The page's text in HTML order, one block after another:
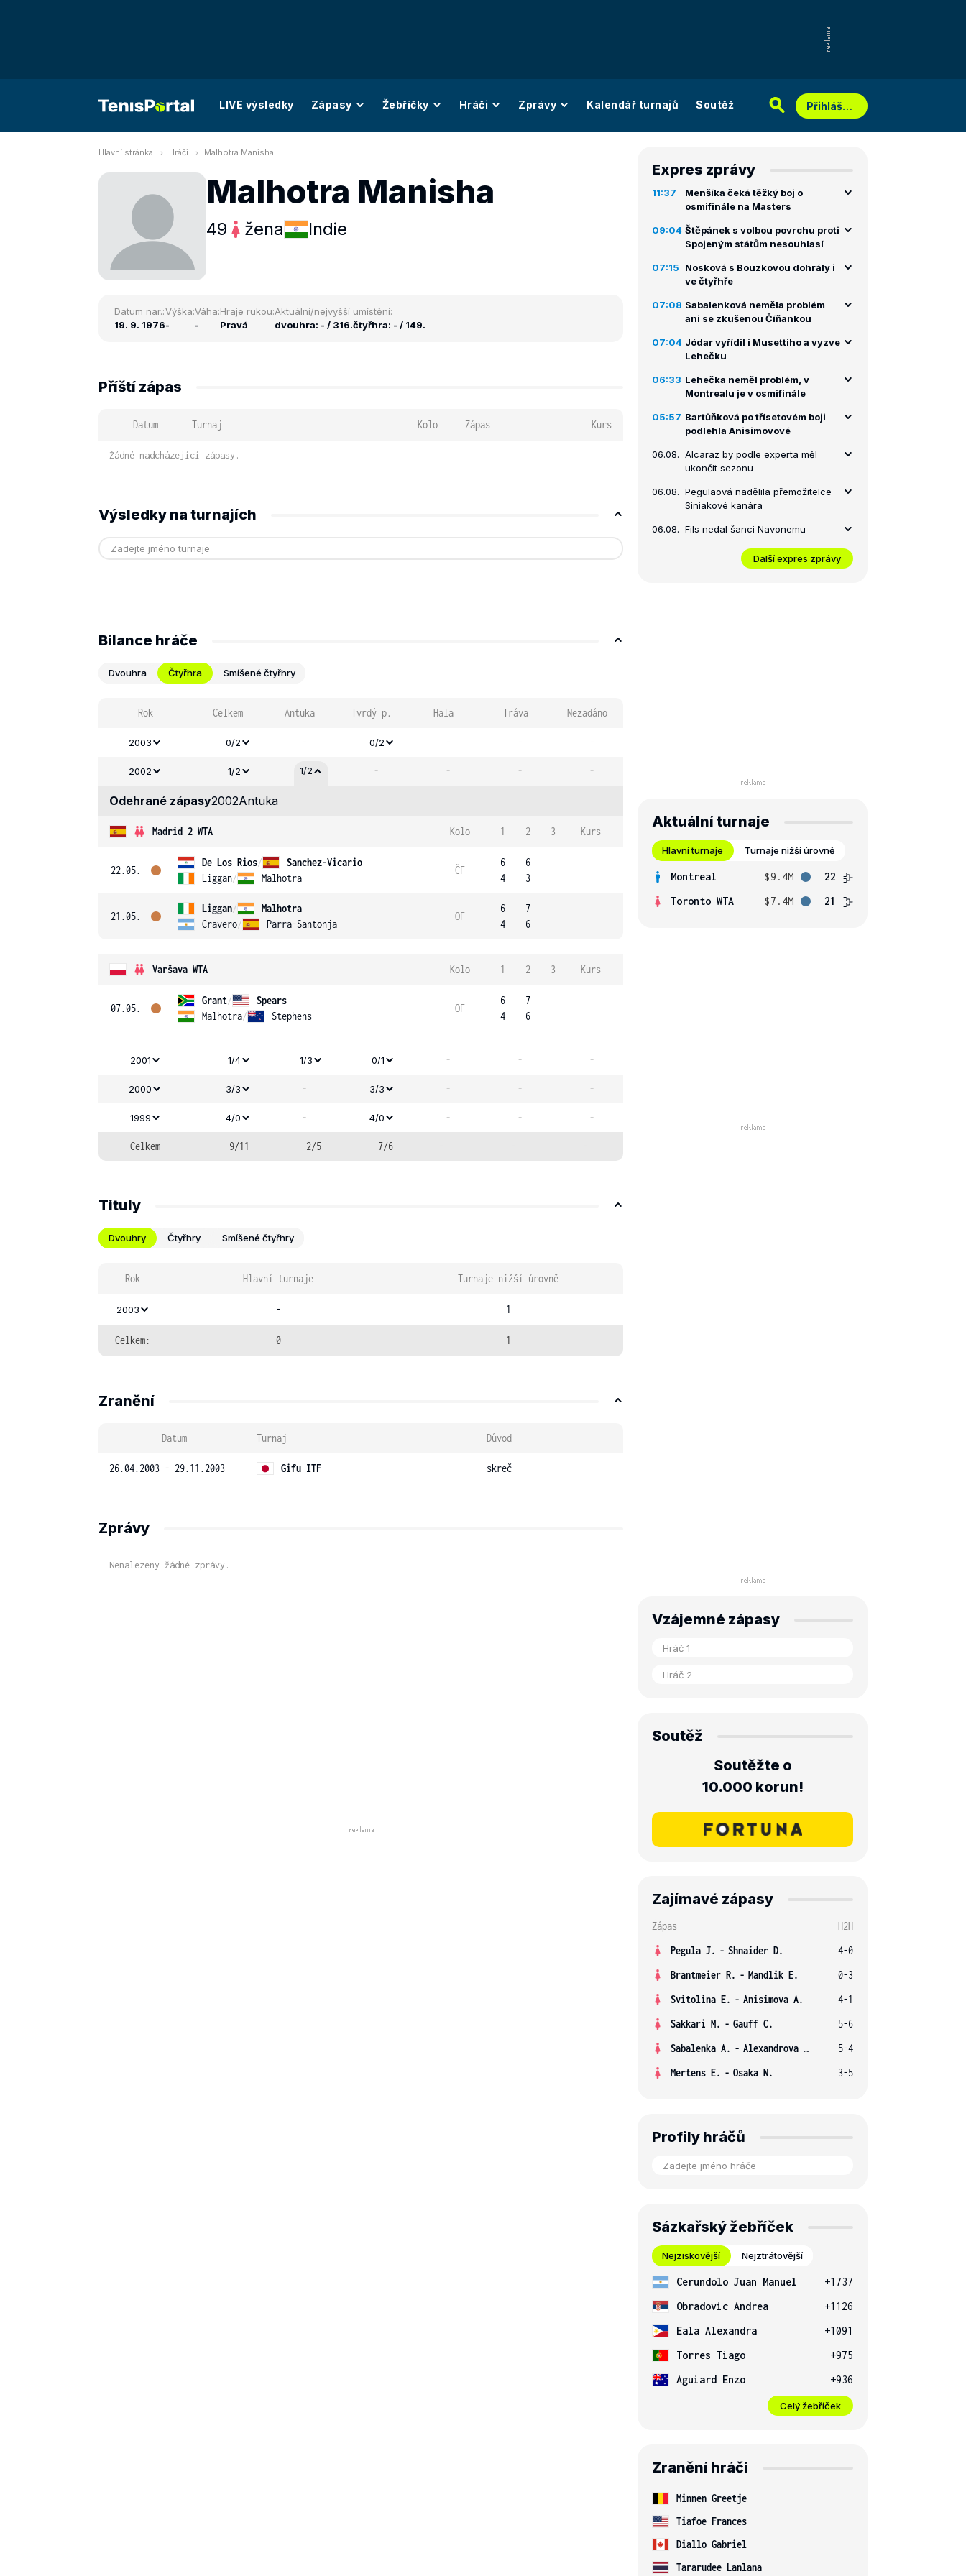
LIVE výsledky Zápasy Žebříčky Hráči Zprávy Kalendář turnajů Soutěž Přihlášení
Hlavní stránka Hráči Malhotra Manisha
Malhotra Manisha
49 žena Indie
Datum nar.:
19. 9. 1976
Výška:
-
Váha:
-
Hraje rukou:
Pravá
Aktuální/nejvyšší umístění:
dvouhra: - / 316.čtyřhra: - / 149.
Příští zápas
Datum Turnaj Kolo Zápas Kurs
Žádné nadcházející zápasy.
Výsledky na turnajích
Bilance hráče
Dvouhra Čtyřhra Smíšené čtyřhry
Rok Celkem Antuka Tvrdý p. Hala Tráva Nezadáno
2003 0/2 - 0/2 - - -
2002 1/2 1/2 - - - -
Odehrané zápasy2002Antuka
Madrid 2 WTA Kolo 1 2 3 Kurs
22.05.
De Los Rios/
Sanchez-Vicario
Liggan/ Malhotra
ČF
6
4
6
3
21.05.
Liggan/
Malhotra
Cravero/ Parra-Santonja
OF
6
4
7
6
Varšava WTA Kolo 1 2 3 Kurs
07.05.
Grant/
Spears
Malhotra/ Stephens
OF
6
4
7
6
2001 1/4 1/3 0/1 - - -
2000 3/3 - 3/3 - - -
1999 4/0 - 4/0 - - -
Celkem 9/11 2/5 7/6 - - -
Tituly
Dvouhry Čtyřhry Smíšené čtyřhry
Rok Hlavní turnaje Turnaje nižší úrovně
2003 - 1
Celkem: 0 1
Zranění
Datum Turnaj Důvod
26.04.2003 - 29.11.2003 Gifu ITF skreč
Zprávy
Nenalezeny žádné zprávy.
Expres zprávy
11:37
Menšíka čeká těžký boj o
osmifinále na Masters
09:04 Štěpánek s volbou povrchu proti
Spojeným státům nesouhlasí
07:15
Nosková s Bouzkovou dohrály i
ve čtyřhře
07:08 Sabalenková neměla problém
ani se zkušenou Číňankou
07:04 Jódar vyřídil i Musettiho a vyzve
Lehečku
06:33 Lehečka neměl problém, v
Montrealu je v osmifinále
05:57 Bartůňková po třísetovém boji
podlehla Anisimovové
06.08. Alcaraz by podle experta měl
ukončit sezonu
06.08. Pegulaová nadělila přemožitelce
Siniakové kanára
06.08. Fils nedal šanci Navonemu
Další expres zprávy
Aktuální turnaje
Hlavní turnaje Turnaje nižší úrovně
Montreal $9.4M
22
Toronto WTA
$7.4M 21
Vzájemné zápasy
Soutěž
Soutěžte o
10.000 korun!
Zajímavé zápasy
Zápas
H2H
Pegula J. - Shnaider D.
4-0
Brantmeier R. - Mandlik E.
0-3
Svitolina E. - Anisimova A.
4-1
Sakkari M. - Gauff C.
5-6
Sabalenka A. - Alexandrova E.
5-4
Mertens E. - Osaka N. 3-5
Profily hráčů
Sázkařský žebříček
Nejziskovější Nejztrátovější
Cerundolo Juan Manuel
+1737
Obradovic Andrea
+1126
Eala Alexandra
+1091
Torres Tiago
+975
Aguiard Enzo
+936
Celý žebříček
Zranění hráči
Minnen Greetje
Tiafoe Frances
Diallo Gabriel
Tararudee Lanlana